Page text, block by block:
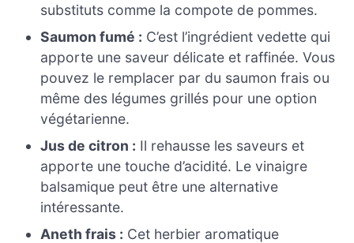
substituts comme la compote de pommes.
Saumon fumé : C’est l’ingrédient vedette qui
apporte une saveur délicate et raffinée. Vous
pouvez le remplacer par du saumon frais ou
même des légumes grillés pour une option
végétarienne.
Jus de citron : Il rehausse les saveurs et
apporte une touche d’acidité. Le vinaigre
balsamique peut être une alternative
intéressante.
Aneth frais : Cet herbier aromatique